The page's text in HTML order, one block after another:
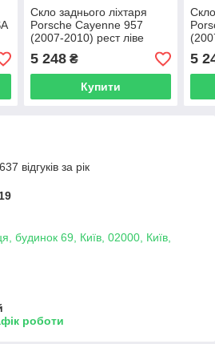
Скло заднього ліхтаря
Porsche Cayenne 957
(2007-2010) рест ліве
5 248₴
Купити
5
відгуків за рік
будинок 69, Київ, 02000, Київ,
роботи